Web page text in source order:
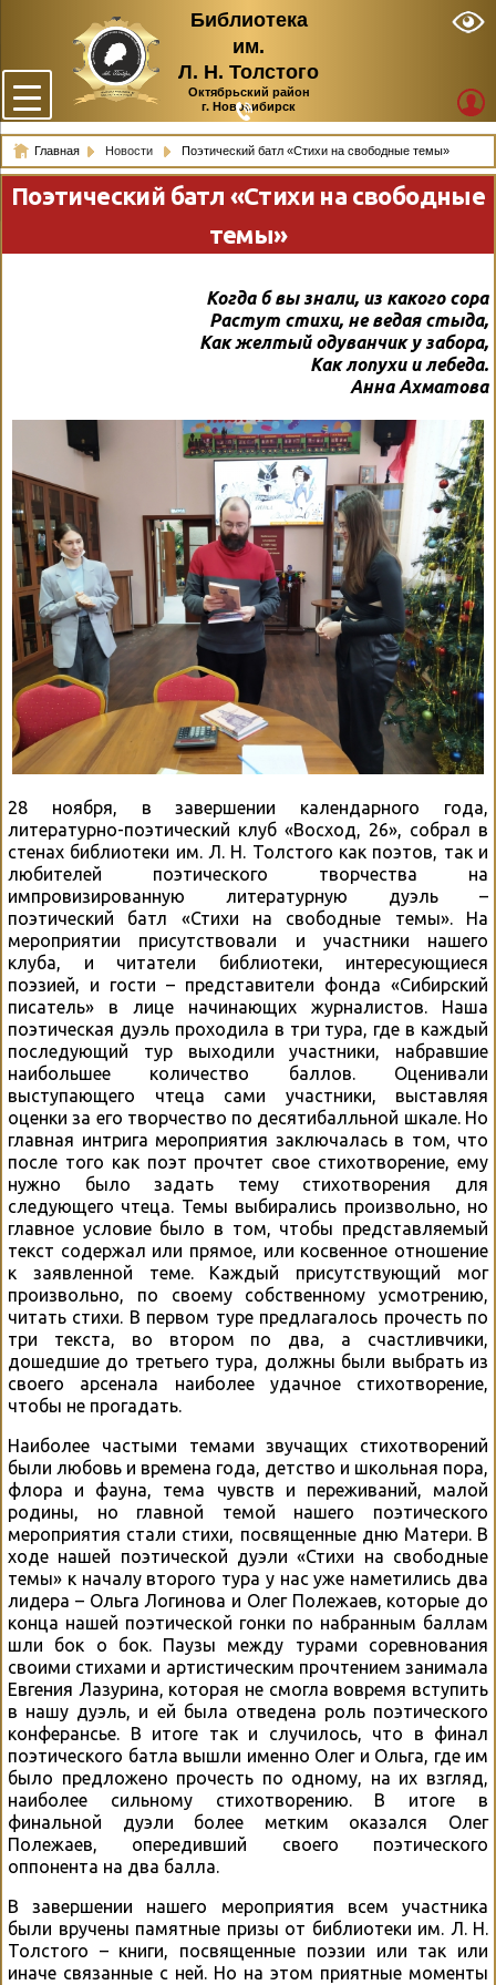
Библиотека
им.
Л. Н. Толстого
Октябрьский район
г. Новосибирск
Главная Новости Поэтический батл «Стихи на свободные темы»
Поэтический батл «Стихи на свободные
темы»
Когда б вы знали, из какого сора
Растут стихи, не ведая стыда,
Как желтый одуванчик у забора,
Как лопухи и лебеда.
Анна Ахматова
28 ноября, в завершении календарного года,
литературно-поэтический клуб «Восход, 26», собрал в
стенах библиотеки им. Л. Н. Толстого как поэтов, так и
любителей поэтического творчества на
импровизированную литературную дуэль –
поэтический батл «Стихи на свободные темы». На
мероприятии присутствовали и участники нашего
клуба, и читатели библиотеки, интересующиеся
поэзией, и гости – представители фонда «Сибирский
писатель» в лице начинающих журналистов. Наша
поэтическая дуэль проходила в три тура, где в каждый
последующий тур выходили участники, набравшие
наибольшее количество баллов. Оценивали
выступающего чтеца сами участники, выставляя
оценки за его творчество по десятибалльной шкале. Но
главная интрига мероприятия заключалась в том, что
после того как поэт прочтет свое стихотворение, ему
нужно было задать тему стихотворения для
следующего чтеца. Темы выбирались произвольно, но
главное условие было в том, чтобы представляемый
текст содержал или прямое, или косвенное отношение
к заявленной теме. Каждый присутствующий мог
произвольно, по своему собственному усмотрению,
читать стихи. В первом туре предлагалось прочесть по
три текста, во втором по два, а счастливчики,
дошедшие до третьего тура, должны были выбрать из
своего арсенала наиболее удачное стихотворение,
чтобы не прогадать.
Наиболее частыми темами звучащих стихотворений
были любовь и времена года, детство и школьная пора,
флора и фауна, тема чувств и переживаний, малой
родины, но главной темой нашего поэтического
мероприятия стали стихи, посвященные дню Матери. В
ходе нашей поэтической дуэли «Стихи на свободные
темы» к началу второго тура у нас уже наметились два
лидера – Ольга Логинова и Олег Полежаев, которые до
конца нашей поэтической гонки по набранным баллам
шли бок о бок. Паузы между турами соревнования
своими стихами и артистическим прочтением занимала
Евгения Лазурина, которая не смогла вовремя вступить
в нашу дуэль, и ей была отведена роль поэтического
конферансье. В итоге так и случилось, что в финал
поэтического батла вышли именно Олег и Ольга, где им
было предложено прочесть по одному, на их взгляд,
наиболее сильному стихотворению. В итоге в
финальной дуэли более метким оказался Олег
Полежаев, опередивший своего поэтического
оппонента на два балла.
В завершении нашего мероприятия всем участника
были вручены памятные призы от библиотеки им. Л. Н.
Толстого – книги, посвященные поэзии или так или
иначе связанные с ней. Но на этом приятные моменты